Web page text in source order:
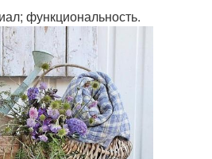
функциональность.